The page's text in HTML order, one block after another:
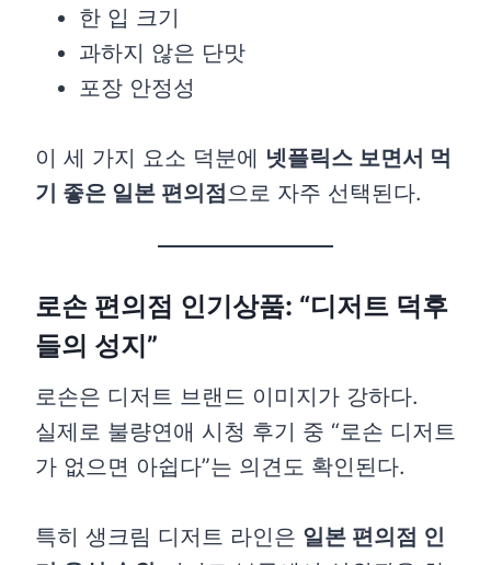
한 입 크기
과하지 않은 단맛
포장 안정성
이 세 가지 요소 덕분에 넷플릭스 보면서 먹
기 좋은 일본 편의점으로 자주 선택된다.
로손 편의점 인기상품: “디저트 덕후
들의 성지”
로손은 디저트 브랜드 이미지가 강하다.
실제로 불량연애 시청 후기 중 “로손 디저트
가 없으면 아쉽다”는 의견도 확인된다.
특히 생크림 디저트 라인은 일본 편의점 인